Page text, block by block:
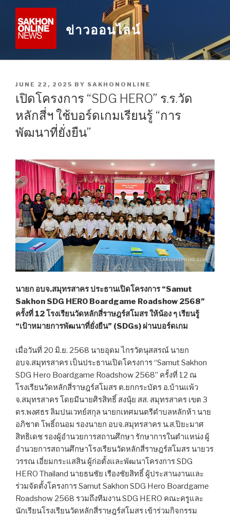
content
ข่าวออนไลน์
POSTED
ON
JUNE 22, 2025 BY SAKHONONLINE
เปิดโครงการ “SDG HERO” ร.ร.วัด
หลักสี่ฯ ใช้บอร์ดเกมเรียนรู้ “การ
พัฒนาที่ยั่งยืน”
นายก อบจ.สมุทรสาคร ประธานเปิดโครงการ “Samut
Sakhon SDG HERO Boardgame Roadshow 2568”
ครั้งที่ 12 โรงเรียนวัดหลักสี่ราษฎร์สโมสร ให้น้อง ๆ เรียนรู้
“เป้าหมายการพัฒนาที่ยั่งยืน” (SDGs) ผ่านบอร์ดเกม
เมื่อวันที่ 20 มิ.ย. 2568 นายอุดม ไกรวัตนุสสรณ์ นายก
อบจ.สมุทรสาคร เป็นประธานเปิดโครงการ “Samut Sakhon
SDG Hero Boardgame Roadshow 2568” ครั้งที่ 12 ณ
โรงเรียนวัดหลักสี่ราษฎร์สโมสร ต.ยกกระบัตร อ.บ้านแพ้ว
จ.สมุทรสาคร โดยมีนายศิรสิทธิ์ สงนุ้ย สส. สมุทรสาคร เขต 3
ดร.พงศธร ลิมปนเวทย์สกุล นายกเทศมนตรีตำบลหลักห้า นาย
อภิชาต โพธิ์ถนอม รองนายก อบจ.สมุทรสาคร น.ส.ปิยะมาศ
สิทธิเดช รองผู้อำนวยการสถานศึกษา รักษาการในตำแหน่ง ผู้
อำนวยการสถานศึกษาโรงเรียนวัดหลักสี่ราษฎร์สโมสร นายวร
วรรณ เอี่ยมกระแสสิน ผู้ก่อตั้งและพัฒนาโครงการ SDG
HERO Thailand นายธนชัย เรืองชัยสิทธิ์ ผู้ประสานงานและ
ร่วมจัดตั้งโครงการ Samut Sakhon SDG Hero Boardgame
Roadshow 2568 รวมถึงทีมงาน SDG HERO คณะครูและ
นักเรียนโรงเรียนวัดหลักสี่ราษฎร์สโมสร เข้าร่วมกิจกรรม